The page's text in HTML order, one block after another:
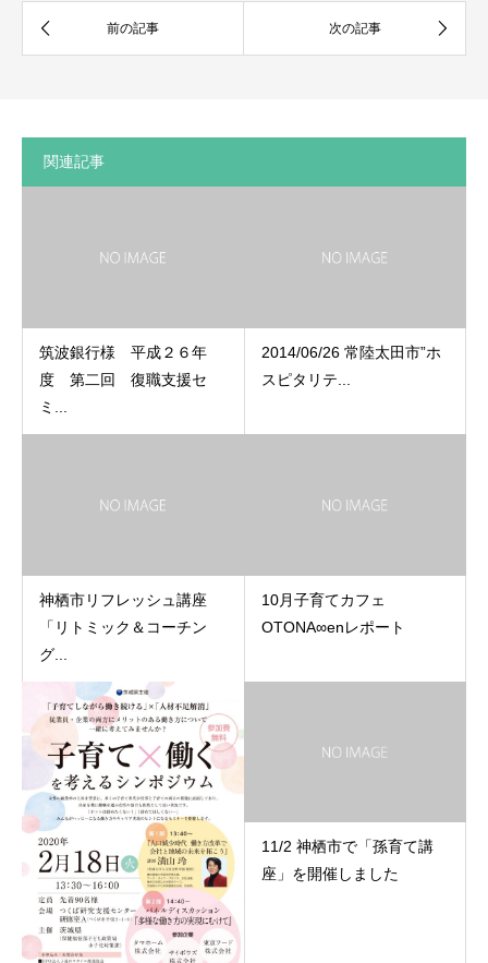
関連記事
筑波銀行様 平成２６年
度 第二回 復職支援セ
ミ...
2014/06/26 常陸太田市”ホ
スピタリテ...
神栖市リフレッシュ講座
「リトミック＆コーチン
グ...
10月子育てカフェ
OTONA∞enレポート
11/2 神栖市で「孫育て講
座」を開催しました